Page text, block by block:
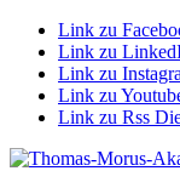
Link zu
Link zu
Link zu
Link zu
Link zu Rss